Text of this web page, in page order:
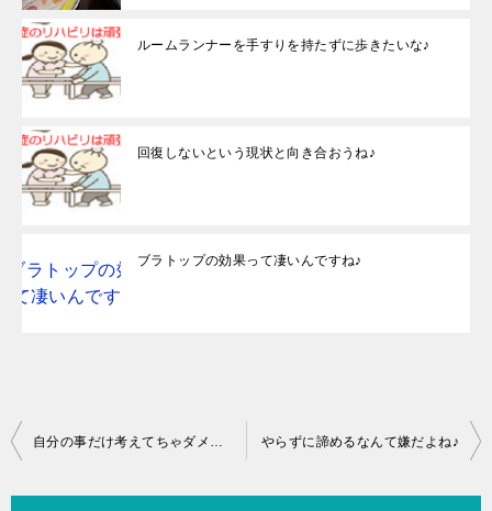
ルームランナーを手すりを持たずに歩きたいな♪
回復しないという現状と向き合おうね♪
ブラトップの効果って凄いんですね♪
投
自分の事だけ考えてちゃダメだよね♪ やらずに諦めるなんて嫌だよね♪